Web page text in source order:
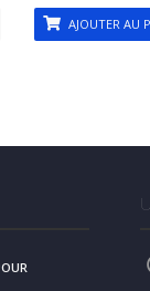
AJOUTER AU